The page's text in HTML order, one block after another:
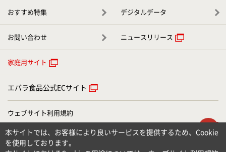
おすすめ特集 デジタルデータ
お問い合わせ ニュースリリース
家庭用サイト
エバラ食品公式ECサイト
ウェブサイト利用規約
個人情報のお取り扱いについて
本サイトでは、お客様により良いサービスを提供するため、Cookie
を使用しております。